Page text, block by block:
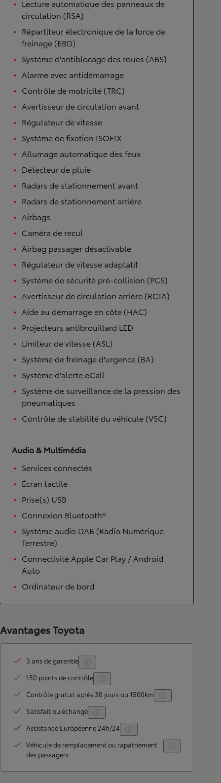
Lecture automatique des panneaux de
circulation (RSA)
Répartiteur électronique de la force de
freinage (EBD)
Système d'antiblocage des roues (ABS)
Alarme avec antidémarrage
Contrôle de motricité (TRC)
Avertisseur de circulation avant
Régulateur de vitesse
Système de fixation ISOFIX
Allumage automatique des feux
Détecteur de pluie
Radars de stationnement avant
Radars de stationnement arrière
Airbags
Caméra de recul
Airbag passager désactivable
Régulateur de vitesse adaptatif
Système de sécurité pré-collision (PCS)
Avertisseur de circulation arrière (RCTA)
Aide au démarrage en côte (HAC)
Projecteurs antibrouillard LED
Limiteur de vitesse (ASL)
Système de freinage d'urgence (BA)
Système d'alerte eCall
Système de surveillance de la pression des
pneumatiques
Contrôle de stabilité du véhicule (VSC)
Audio & Multimédia
Services connectés
Écran tactile
Prise(s) USB
Connexion Bluetooth®
Système audio DAB (Radio Numérique
Terrestre)
Connectivité Apple Car Play / Android
Auto
Ordinateur de bord
Avantages Toyota
3 ans de garantie
150 points de contrôle
Contrôle gratuit après 30 jours ou 1500km
Satisfait ou échangé
Assistance Européenne 24h/24
Véhicule de remplacement ou rapatriement
des passagers